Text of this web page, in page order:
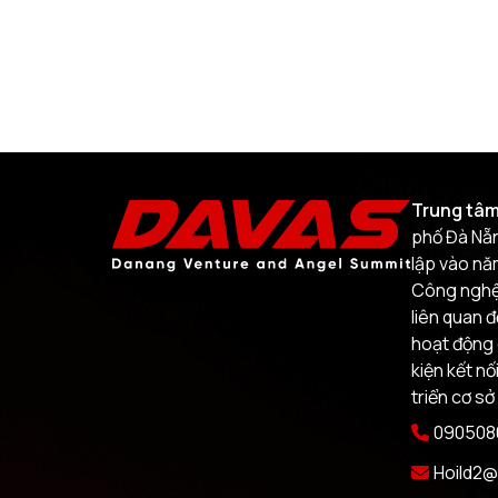
Trung
phố Đà
lập vào
Công
liên quan
hoạt động
kiện kết
triển cơ